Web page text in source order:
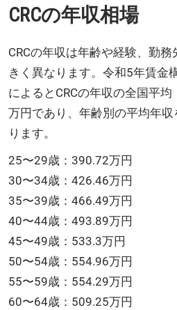
CRCの年収相場
CRCの年収は年齢や経験、勤
きく異なります。令和5年賃金
によるとCRCの年収の全国平
万円であり、年齢別の平均年
ります。
25〜29歳：390.72万円
30〜34歳：426.46万円
35〜39歳：466.49万円
40〜44歳：493.89万円
45〜49歳：533.3万円
50〜54歳：554.96万円
55〜59歳：554.29万円
60〜64歳：509.25万円